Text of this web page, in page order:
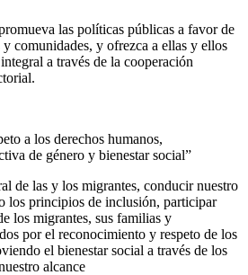
las políticas públicas a favor de
comunidades, y ofrezca a ellas y ellos
a través de la cooperación
a los derechos humanos,
de género y bienestar social”
de las y los migrantes, conducir nuestro
los principios de inclusión, participar
los migrantes, sus familias y
por el reconocimiento y respeto de los
el bienestar social a través de los
alcance